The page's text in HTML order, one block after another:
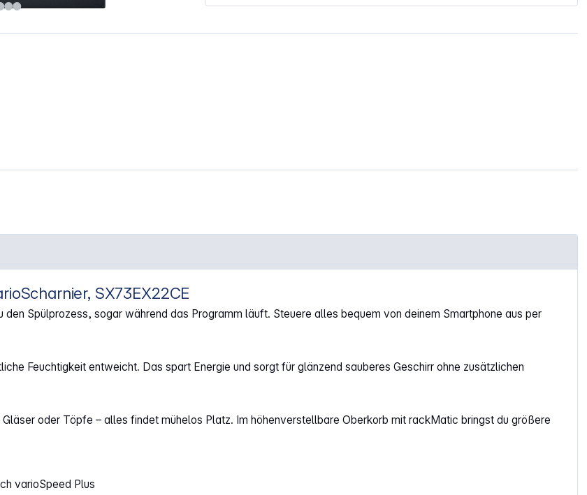
cm" SX73EX22CE
Spülprozess, sogar während das Programm läuft. Steuere alles bequem von deinem Smartphone aus per
Feuchtigkeit entweicht. Das spart Energie und sorgt für glänzend sauberes Geschirr ohne zusätzlichen
oder Töpfe – alles findet mühelos Platz. Im höhenverstellbare Oberkorb mit rackMatic bringst du größere
varioSpeed Plus